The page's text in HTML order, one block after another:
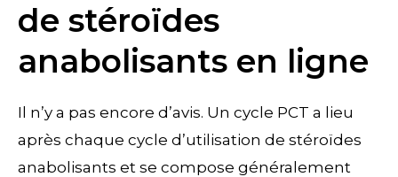
de stéroïdes
anabolisants en ligne
Il n’y a pas encore d’avis. Un cycle PCT a lieu
après chaque cycle d’utilisation de stéroïdes
anabolisants et se compose généralement